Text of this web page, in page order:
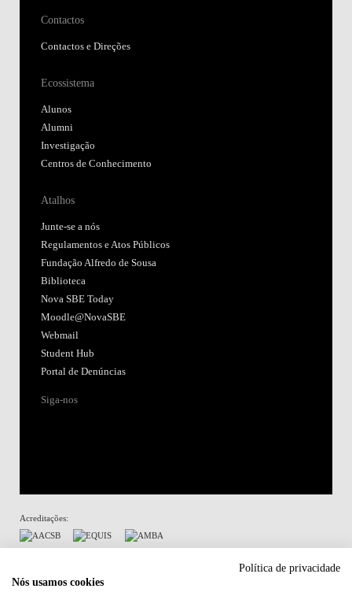
Contactos
Contactos e Direções
Ecossistema
Alunos
Alumni
Investigação
Centros de Conhecimento
Atalhos
Junte-se a nós
Regulamentos e Atos Públicos
Fundação Alfredo de Sousa
Biblioteca
Nova SBE Today
Moodle@NovaSBE
Webmail
Student Hub
Portal de Denúncias
Siga-nos
Acreditações:
Política de privacidade
Nós usamos cookies